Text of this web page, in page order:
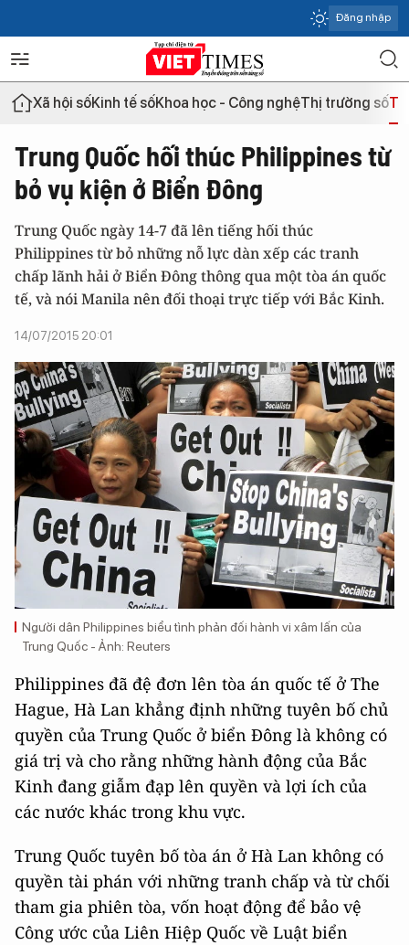
Đăng nhập
Xã hội sốKinh tế sốKhoa học - Công nghệThị trường số
Trung Quốc hối thúc Philippines từ
bỏ vụ kiện ở Biển Đông
Trung Quốc ngày 14-7 đã lên tiếng hối thúc
Philippines từ bỏ những nỗ lực dàn xếp các tranh
chấp lãnh hải ở Biển Đông thông qua một tòa án quốc
tế, và nói Manila nên đối thoại trực tiếp với Bắc Kinh.
14/07/2015 20:01
Người dân Philippines biểu tình phản đối hành vi xâm lấn của
Trung Quốc - Ảnh: Reuters
Philippines đã đệ đơn lên tòa án quốc tế ở The
Hague, Hà Lan khẳng định những tuyên bố chủ
quyền của Trung Quốc ở biển Đông là không có
giá trị và cho rằng những hành động của Bắc
Kinh đang giẫm đạp lên quyền và lợi ích của
các nước khác trong khu vực.
Trung Quốc tuyên bố tòa án ở Hà Lan không có
quyền tài phán với những tranh chấp và từ chối
tham gia phiên tòa, vốn hoạt động để bảo vệ
Công ước của Liên Hiệp Quốc về Luật biển